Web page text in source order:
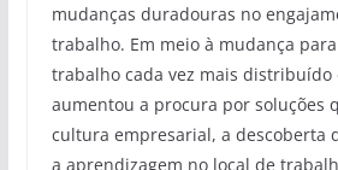
mudanças duradouras no
trabalho. Em meio à mudança
trabalho cada vez mais distribuído
aumentou a procura por soluções
cultura empresarial, a descoberta
a aprendizagem no local de